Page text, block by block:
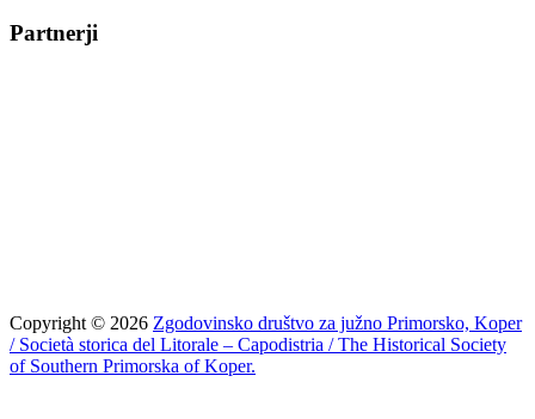
Partnerji
Copyright © 2026 Zgodovinsko društvo za južno Primorsko, Koper
/ Società storica del Litorale – Capodistria / The Historical Society
of Southern Primorska of Koper.